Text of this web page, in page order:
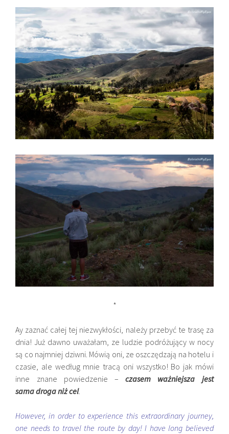
*
Ay zaznać całej tej niezwykłości, należy przebyć te trasę za
dnia! Już dawno uważałam, ze ludzie podróżujący w nocy
są co najmniej dziwni. Mówią oni, ze oszczędzają na hotelu i
czasie, ale według mnie tracą oni wszystko! Bo jak mówi
inne znane powiedzenie –czasem ważniejsza jest
sama droga niż cel.
However, in order to experience this extraordinary journey,
one needs to travel the route by day! I have long believed